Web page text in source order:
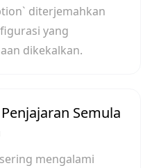
diterjemahkan
yang
dikekalkan.
Semula
mengalami